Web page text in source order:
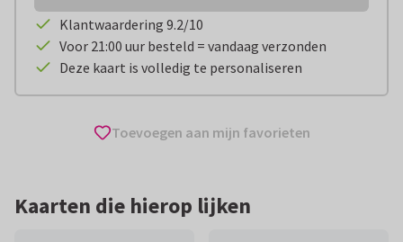
Klantwaardering 9.2/10
Voor 21:00 uur besteld = vandaag verzonden
Deze kaart is volledig te personaliseren
Toevoegen aan mijn favorieten
Kaarten die hierop lijken